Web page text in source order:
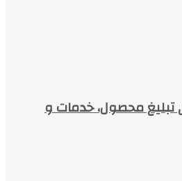
تبلیغ محصول، خدمات و